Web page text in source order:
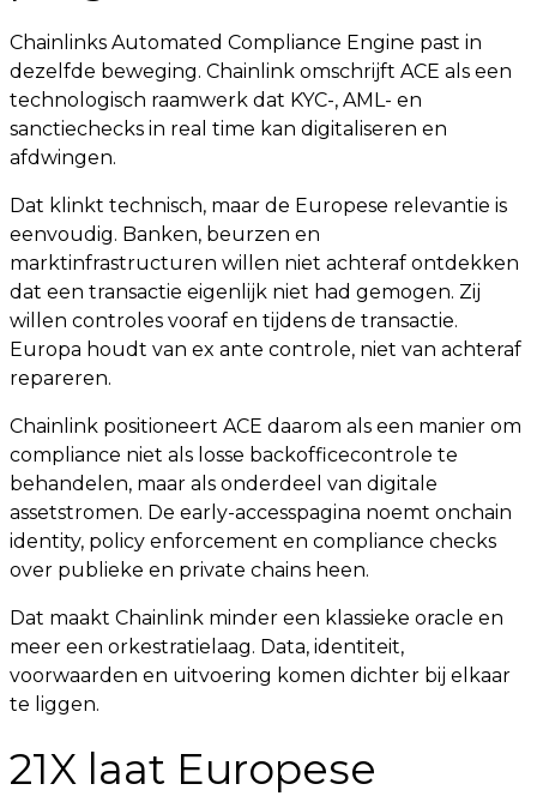
Chainlinks Automated Compliance Engine past in
dezelfde beweging. Chainlink omschrijft ACE als een
technologisch raamwerk dat KYC-, AML- en
sanctiechecks in real time kan digitaliseren en
afdwingen.
Dat klinkt technisch, maar de Europese relevantie is
eenvoudig. Banken, beurzen en
marktinfrastructuren willen niet achteraf ontdekken
dat een transactie eigenlijk niet had gemogen. Zij
willen controles vooraf en tijdens de transactie.
Europa houdt van ex ante controle, niet van achteraf
repareren.
Chainlink positioneert ACE daarom als een manier om
compliance niet als losse backofficecontrole te
behandelen, maar als onderdeel van digitale
assetstromen. De early-accesspagina noemt onchain
identity, policy enforcement en compliance checks
over publieke en private chains heen.
Dat maakt Chainlink minder een klassieke oracle en
meer een orkestratielaag. Data, identiteit,
voorwaarden en uitvoering komen dichter bij elkaar
te liggen.
21X laat Europese